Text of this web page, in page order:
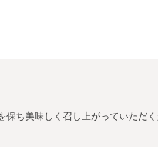
ち美味しく召し上がっていただ